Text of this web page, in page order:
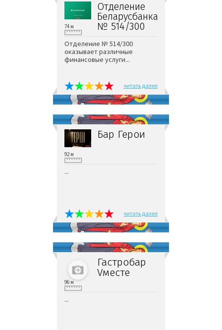
Отделение
Беларусбанка
№ 514/300
74 м
Отделение № 514/300
оказывает различные
финансовые услуги...
читать далее
Бар Герои
92 м
...
читать далее
Гастробар
Vместе
96 м
...